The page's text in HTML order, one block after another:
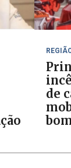
de